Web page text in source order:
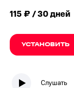
115 ₽ / 30 дней
УСТАНОВИТЬ
Слушать